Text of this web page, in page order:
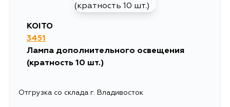
KOITO
3451
Лампа дополнительного освещения
(кратность 10 шт.)
Отгрузка со склада г. Владивосток